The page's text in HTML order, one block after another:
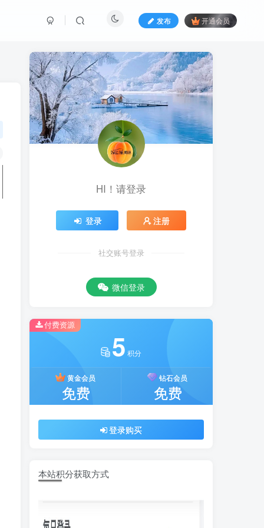
发布 开通会员
HI！请登录
登录 注册
社交账号登录
微信登录
付费资源
5 积分
黄金会员
免费
钻石会员
免费
登录购买
本站积分获取方式